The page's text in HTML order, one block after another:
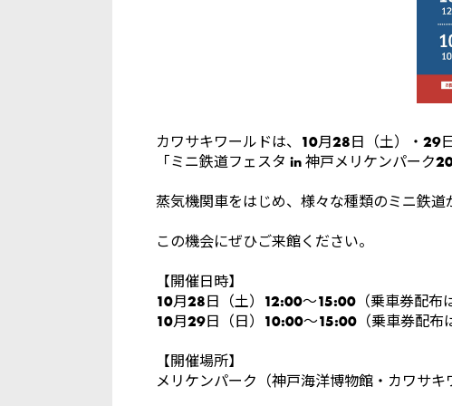
カワサキワールドは、10月28日（土）・29
「ミニ鉄道フェスタ in 神戸メリケンパーク
蒸気機関車をはじめ、様々な種類のミニ鉄
この機会にぜひご来館ください。
【開催日時】
10月28日（土）12:00～15:00（乗車券配
10月29日（日）10:00～15:00（乗車券配
【開催場所】
メリケンパーク（神戸海洋博物館・カワサキ